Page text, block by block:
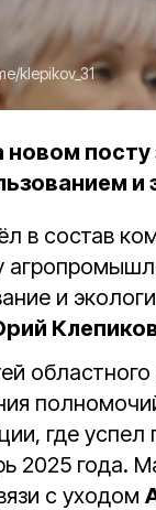
klepikov_31
и
в состав
и
где успел
2025 года.
с уходом